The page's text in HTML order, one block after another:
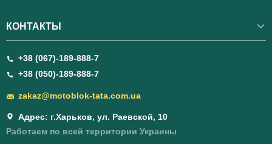
КОНТАКТЫ
+38 (067)-189-888-7
+38 (050)-189-888-7
zakaz@motoblok-tata.com.ua
Адрес: г.Харьков, ул. Раевской, 10
Работаем по всей территории Украины